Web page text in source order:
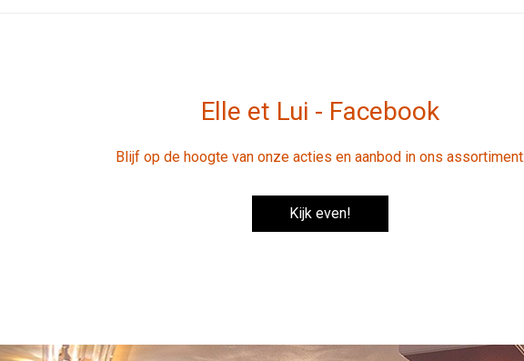
Elle et Lui - Facebook
Blijf op de hoogte van onze acties en aanbod in ons
Kijk even!